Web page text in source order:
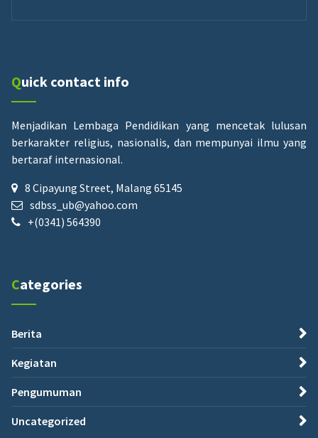
Quick contact info
Menjadikan Lembaga Pendidikan yang mencetak lulusan
berkarakter religius, nasionalis, dan mempunyai ilmu yang
bertaraf internasional.
8 Cipayung Street, Malang 65145
sdbss_ub@yahoo.com
+(0341) 564390
Categories
Berita
Kegiatan
Pengumuman
Uncategorized